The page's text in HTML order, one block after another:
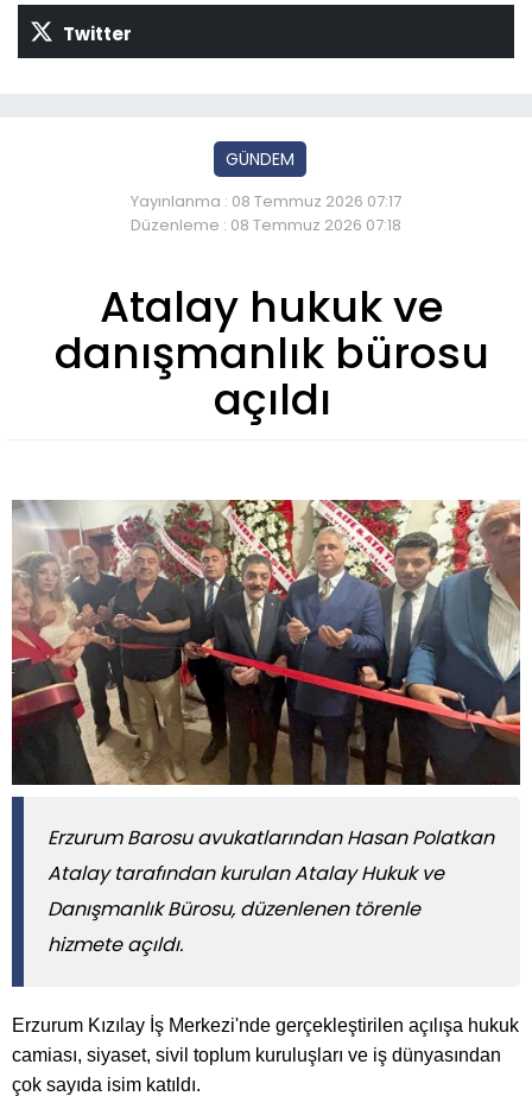
Twitter
GÜNDEM
Yayınlanma : 08 Temmuz 2026 07:17
Düzenleme : 08 Temmuz 2026 07:18
Atalay hukuk ve
danışmanlık bürosu
açıldı
Erzurum Barosu avukatlarından Hasan Polatkan
Atalay tarafından kurulan Atalay Hukuk ve
Danışmanlık Bürosu, düzenlenen törenle
hizmete açıldı.
Erzurum Kızılay İş Merkezi'nde gerçekleştirilen açılışa hukuk
camiası, siyaset, sivil toplum kuruluşları ve iş dünyasından
çok sayıda isim katıldı.